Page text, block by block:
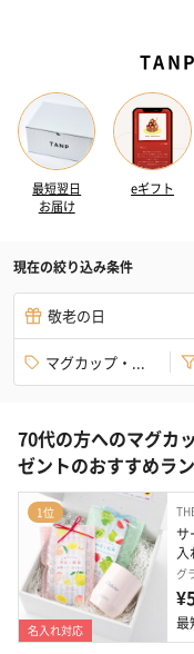
最短翌日
お届け
eギフト
現在の絞り込み条件
敬老の日
マグカップ・...
70代の方へのマグカ
ゼントのおすすめラ
1位
名入れ対応
サ
入
グ
最